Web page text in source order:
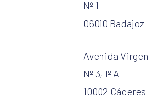
Nº 1
06010 Badajoz
Avenida
Nº 3, 1º A
10002 Cáceres